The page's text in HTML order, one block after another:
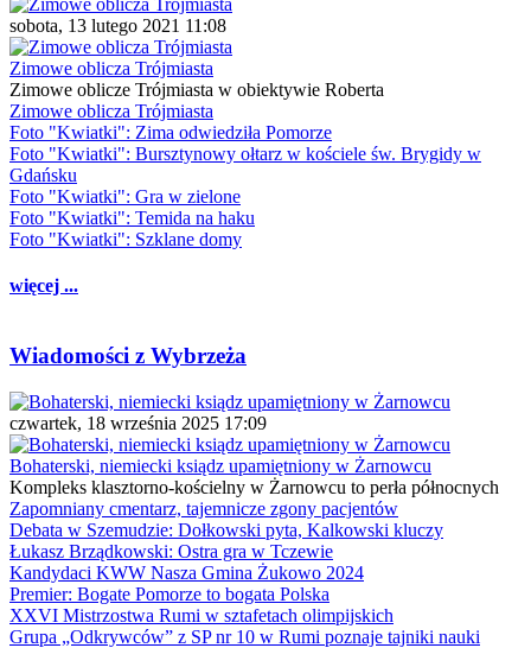
sobota, 13 lutego 2021 11:08
Zimowe oblicza Trójmiasta
Zimowe oblicze Trójmiasta w obiektywie Roberta
Zimowe oblicza Trójmiasta
Foto "Kwiatki": Zima odwiedziła Pomorze
Foto "Kwiatki": Bursztynowy ołtarz w kościele św. Brygidy w
Gdańsku
Foto "Kwiatki": Gra w zielone
Foto "Kwiatki": Temida na haku
Foto "Kwiatki": Szklane domy
więcej ...
Wiadomości z Wybrzeża
czwartek, 18 września 2025 17:09
Bohaterski, niemiecki ksiądz upamiętniony w Żarnowcu
Kompleks klasztorno-kościelny w Żarnowcu to perła północnych
Zapomniany cmentarz, tajemnicze zgony pacjentów
Debata w Szemudzie: Dołkowski pyta, Kalkowski kluczy
Łukasz Brządkowski: Ostra gra w Tczewie
Kandydaci KWW Nasza Gmina Żukowo 2024
Premier: Bogate Pomorze to bogata Polska
XXVI Mistrzostwa Rumi w sztafetach olimpijskich
Grupa „Odkrywców” z SP nr 10 w Rumi poznaje tajniki nauki